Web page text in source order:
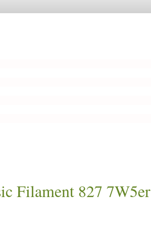
Filament 827 7W5er